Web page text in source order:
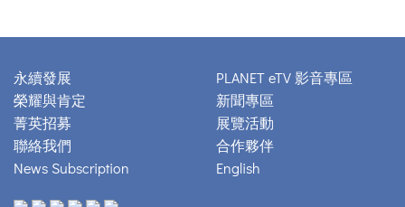
永續發展
榮耀與肯定
菁英招募
聯絡我們
News Subscription
PLANET eTV 影音專區
新聞專區
展覽活動
合作夥伴
English